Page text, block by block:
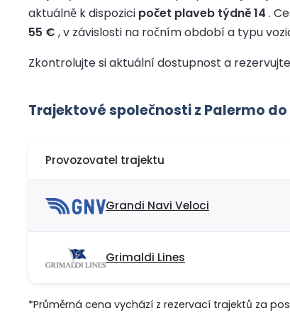
aktuálně k dispozici počet plaveb týdně 14 .
55 € , v závislosti na ročním období a typu
Zkontrolujte si aktuální dostupnost a
Trajektové společnosti z Palermo
Provozovatel trajektu
Grandi Navi Veloci
Grimaldi Lines
*Průměrná cena vychází z rezervací trajektů za